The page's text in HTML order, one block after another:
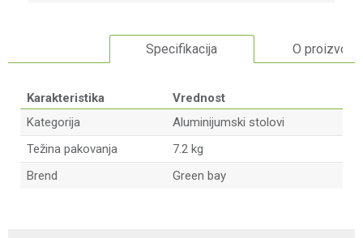
Specifikacija O proizvodu
Karakteristika
Vrednost
Kategorija
Aluminijumski stolovi
Težina pakovanja
7.2 kg
Brend
Green bay